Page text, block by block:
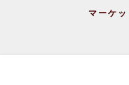
マーケ